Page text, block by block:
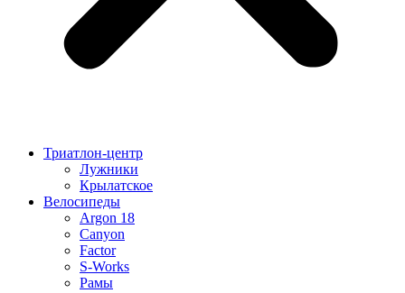
Триатлон-центр
Лужники
Крылатское
Велосипеды
Argon 18
Canyon
Factor
S-Works
Рамы